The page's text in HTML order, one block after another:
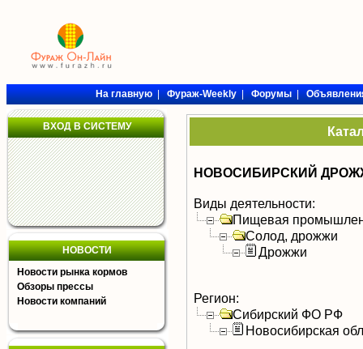
На главную|Фураж-Weekly|Форумы|
ВХОД В СИСТЕМУ
НОВОСТИ
Новости рынка кормов
Обзоры прессы
Новости компаний
НОВОСИБИРСКИЙ
Виды деятельности:
Пищевая
Солод, дрожжи
Дрожжи
Регион:
Сибирский ФО РФ
Новосибирская